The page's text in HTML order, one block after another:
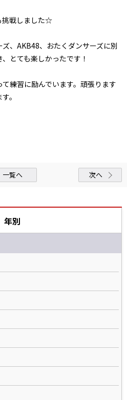
挑戦しました☆
、AKB48、おたくダンサーズに別
とても楽しかったです！
練習に励んでいます。頑張ります
。
一覧へ 次へ
年別